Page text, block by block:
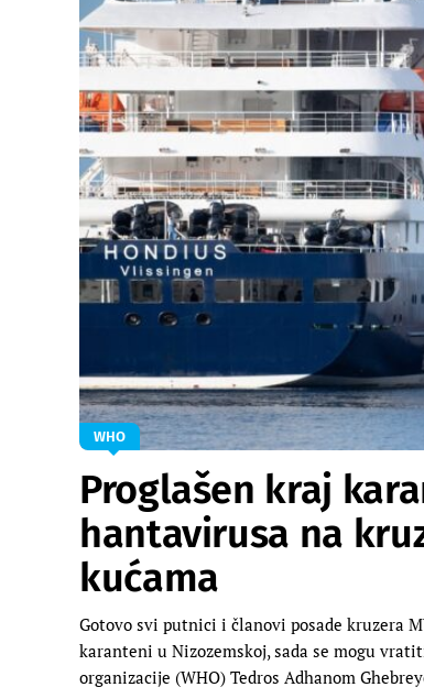
WHO
Proglašen kraj
hantavirusa na
kućama
Gotovo svi putnici i članovi posade kruzera
karanteni u Nizozemskoj, sada se mogu
organizacije (WHO) Tedros Adhanom